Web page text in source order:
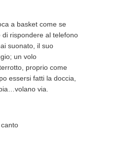
a basket come se
rispondere al telefono
suonato, il suo
un volo
proprio come
essersi fatti la doccia,
via.